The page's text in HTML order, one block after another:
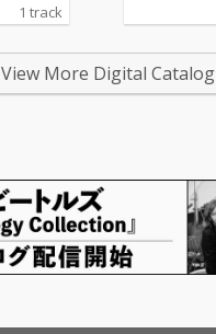
1 track
View More Digital Catalog